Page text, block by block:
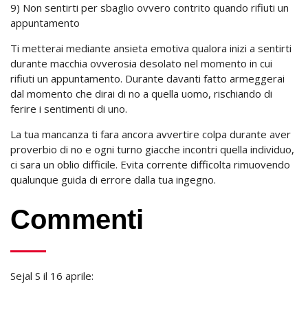
9) Non sentirti per sbaglio ovvero contrito quando rifiuti un
appuntamento
Ti metterai mediante ansieta emotiva qualora inizi a sentirti
durante macchia ovverosia desolato nel momento in cui
rifiuti un appuntamento. Durante davanti fatto armeggerai
dal momento che dirai di no a quella uomo, rischiando di
ferire i sentimenti di uno.
La tua mancanza ti fara ancora avvertire colpa durante aver
proverbio di no e ogni turno giacche incontri quella individuo,
ci sara un oblio difficile. Evita corrente difficolta rimuovendo
qualunque guida di errore dalla tua ingegno.
Commenti
Sejal S il 16 aprile: